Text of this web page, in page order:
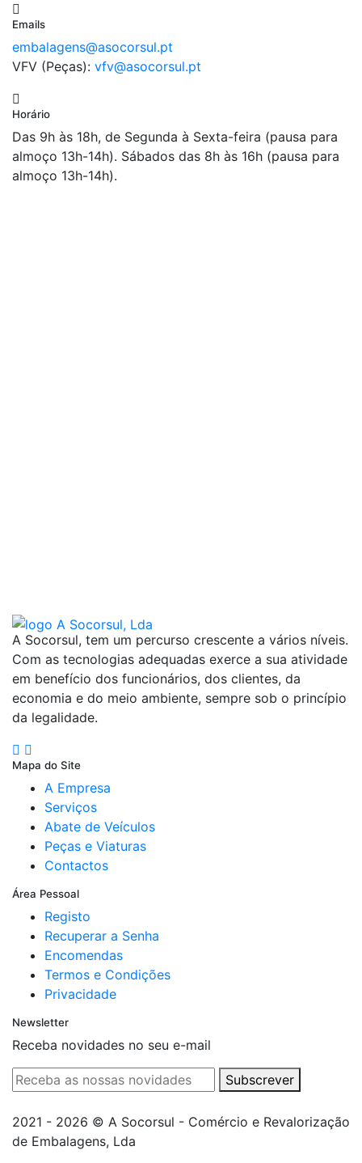
Emails
embalagens@asocorsul.pt
VFV (Peças): vfv@asocorsul.pt
Horário
Das 9h às 18h, de Segunda à Sexta-feira (pausa para
almoço 13h-14h). Sábados das 8h às 16h (pausa para
almoço 13h-14h).
A Socorsul, tem um percurso crescente a vários níveis.
Com as tecnologias adequadas exerce a sua atividade
em benefício dos funcionários, dos clientes, da
economia e do meio ambiente, sempre sob o princípio
da legalidade.
Mapa do Site
A Empresa
Serviços
Abate de Veículos
Peças e Viaturas
Contactos
Área Pessoal
Registo
Recuperar a Senha
Encomendas
Termos e Condições
Privacidade
Newsletter
Receba novidades no seu e-mail
Subscrever
2021 - 2026 © A Socorsul - Comércio e Revalorização
de Embalagens, Lda